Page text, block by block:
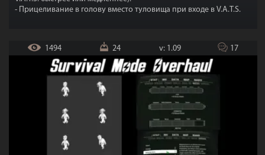
- Прицеливание в голову вместо туловища при входе в V.A.T.S.
- Скорость перезарядки в V.A.T.S. теперь настраивается.
- И многое другое.
1494 24 v: 1.09 17